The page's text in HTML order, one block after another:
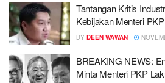
Tantangan Kritis
Kebijakan Menteri
Administratif
BY DEEN WAWAN
BREAKING NEWS: Enam Konglomerat Properti
Minta Menteri PKP